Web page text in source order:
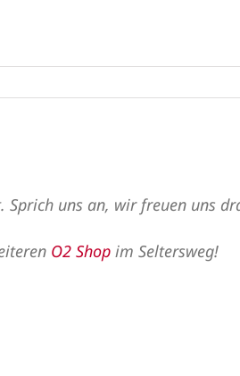
uns an, wir freuen uns
O2 Shop im Seltersweg!